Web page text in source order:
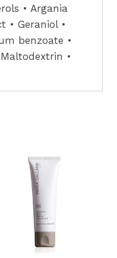
• Argania
• Geraniol •
benzoate •
•